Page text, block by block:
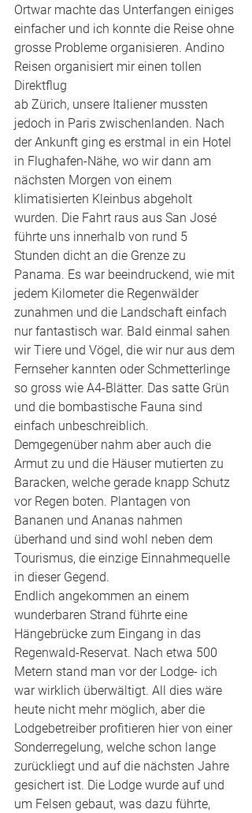
Ortwar machte das Unterfangen einiges
einfacher und ich konnte die Reise ohne
grosse Probleme organisieren. Andino
Reisen organisiert mir einen tollen
Direktflug
ab Zürich, unsere Italiener mussten
jedoch in Paris zwischenlanden. Nach
der Ankunft ging es erstmal in ein Hotel
in Flughafen-Nähe, wo wir dann am
nächsten Morgen von einem
klimatisierten Kleinbus abgeholt
wurden. Die Fahrt raus aus San José
führte uns innerhalb von rund 5
Stunden dicht an die Grenze zu
Panama. Es war beeindruckend, wie mit
jedem Kilometer die Regenwälder
zunahmen und die Landschaft einfach
nur fantastisch war. Bald einmal sahen
wir Tiere und Vögel, die wir nur aus dem
Fernseher kannten oder Schmetterlinge
so gross wie A4-Blätter. Das satte Grün
und die bombastische Fauna sind
einfach unbeschreiblich.
Demgegenüber nahm aber auch die
Armut zu und die Häuser mutierten zu
Baracken, welche gerade knapp Schutz
vor Regen boten. Plantagen von
Bananen und Ananas nahmen
überhand und sind wohl neben dem
Tourismus, die einzige Einnahmequelle
in dieser Gegend.
Endlich angekommen an einem
wunderbaren Strand führte eine
Hängebrücke zum Eingang in das
Regenwald-Reservat. Nach etwa 500
Metern stand man vor der Lodge- ich
war wirklich überwältigt. All dies wäre
heute nicht mehr möglich, aber die
Lodgebetreiber profitieren hier von einer
Sonderregelung, welche schon lange
zurückliegt und auf die nächsten Jahre
gesichert ist. Die Lodge wurde auf und
um Felsen gebaut, was dazu führte,